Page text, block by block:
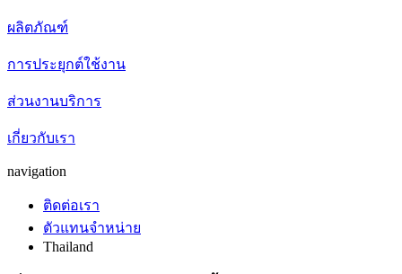
ผลิตภัณฑ์
การประยุกต์ใช้งาน
ส่วนงานบริการ
เกี่ยวกับเรา
navigation
ติดต่อเรา
ตัวแทนจำหน่าย
Thailand